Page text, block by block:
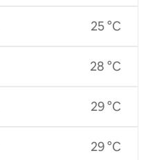
25 °C
28 °C
29 °C
29 °C